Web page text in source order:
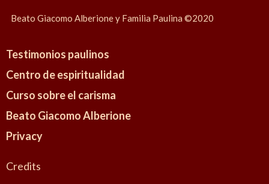
Beato Giacomo Alberione y Familia Paulina ©2020
Testimonios paulinos
Centro de espiritualidad
Curso sobre el carisma
Beato Giacomo Alberione
Privacy
Credits